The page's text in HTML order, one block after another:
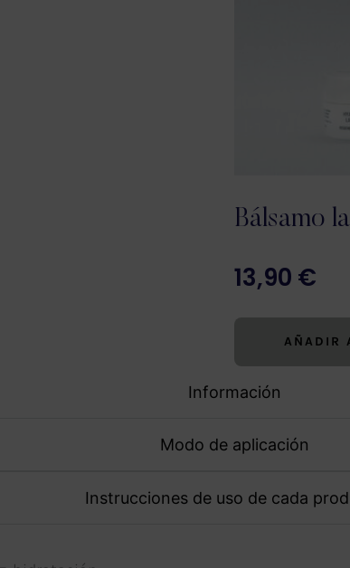
Bálsamo
13,90 €
AÑADIR
Información
Modo de aplicación
Instrucciones de uso de cada